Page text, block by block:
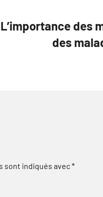
L’importance des
des
sont indiqués avec*